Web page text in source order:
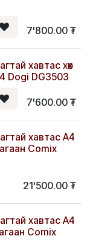
7'800.00₮
хавтас хөх
Dogi DG3503
7'600.00₮
хавтас А4
Comix
21'500.00₮
хавтас А4
Comix